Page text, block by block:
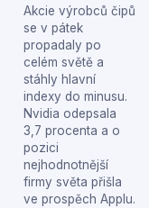
Akcie výrobců čipů
se v pátek
propadaly po
celém světě a
stáhly hlavní
indexy do minusu.
Nvidia odepsala
3,7 procenta a o
pozici
nejhodnotnější
firmy světa přišla
ve prospěch Applu.